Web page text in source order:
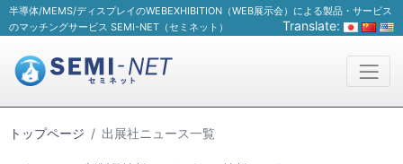
半導体/MEMS/ディスプレイのWEBEXHIBITION（WEB展示会）による製品・サービス
のマッチングサービス SEMI-NET（セミネット）
Translate:
トップページ 出展社ニュース一覧